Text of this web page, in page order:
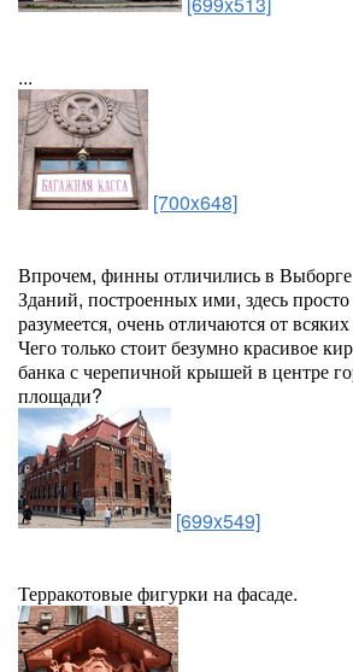
...
[700x648]
Впрочем, финны отличились в Выборге
Зданий, построенных ими, здесь
разумеется, очень отличаются от
Чего только стоит безумно красивое
банка с черепичной крышей в центре
площади?
[699x549]
Терракотовые фигурки на фасаде.